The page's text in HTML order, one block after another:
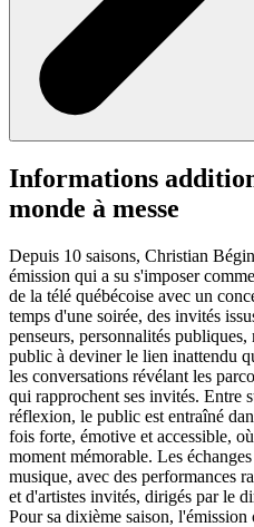
Informations
monde à messe
Depuis 10 saisons, Christian
émission qui a su s'imposer
de la télé québécoise avec un
temps d'une soirée, des invités
penseurs, personnalités
public à deviner le lien inattendu
les conversations révélant les
qui rapprochent ses invités. Entre
réflexion, le public est entraîné
fois forte, émotive et accessible,
moment mémorable. Les
musique, avec des performances
et d'artistes invités, dirigés par le
Pour sa dixième saison,